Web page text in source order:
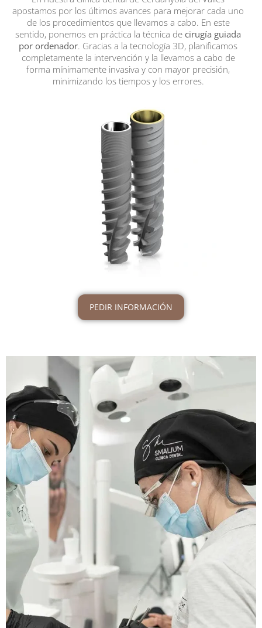
apostamos por los últimos avances para mejorar cada uno
de los procedimientos que llevamos a cabo. En este
sentido, ponemos en práctica la técnica de cirugía guiada
por ordenador. Gracias a la tecnología 3D, planificamos
completamente la intervención y la llevamos a cabo de
forma mínimamente invasiva y con mayor precisión,
minimizando los tiempos y los errores.
PEDIR INFORMACIÓN